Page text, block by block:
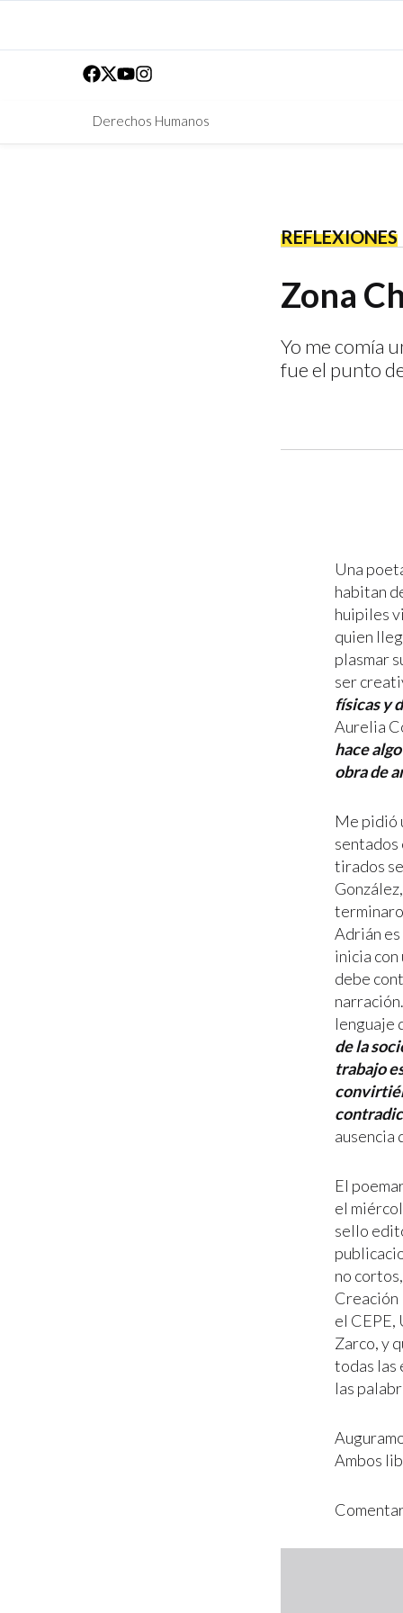
Derechos Humanos
REFLEXIONES
Zona
Yo me comía
fue el punto
Una
habitan
huipiles
quien
plasmar
ser
físicas y
Aurelia
hace
obra de
Me pidió
sentados
tirados
Adrián
inicia con
debe
lenguaje
de la
trabajo
ausencia
El
el
sello
no
Creación
el CEPE,
Zarco, y
todas las
las
Ambos